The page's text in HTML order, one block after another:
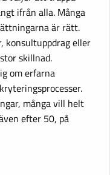
ifrån alla. Många
är rätt.
konsultuppdrag eller
skillnad.
om erfarna
många vill helt
efter 50, på